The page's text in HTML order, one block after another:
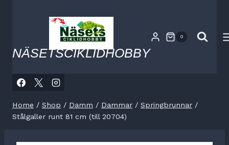
NÄSETSCIKLIDHOBBY
0
Home / Shop / Damm / Dammar / Springbrunnar /
Stålgaller runt 81 cm (till 20704)